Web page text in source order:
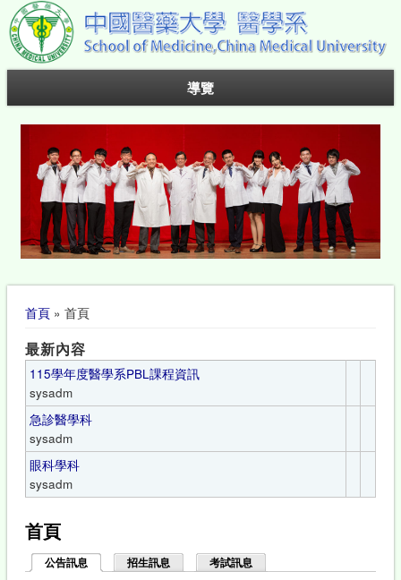
導覽
您在這裡
首頁» 首頁
最新內容
115學年度醫學系PBL課程資訊
sysadm
急診醫學科
sysadm
眼科學科
sysadm
首頁
公告訊息 (作用中頁籤)招生訊息 考試訊息